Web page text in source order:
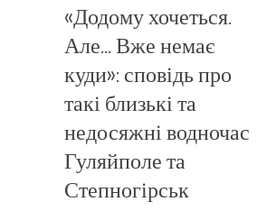
«Додому хочеться.
Але… Вже немає
куди»: сповідь про
такі близькі та
недосяжні водночас
Гуляйполе та
Степногірськ